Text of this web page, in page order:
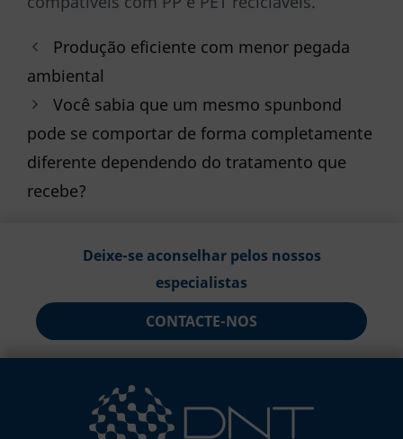
Produção eficiente com menor pegada
ambiental
Você sabia que um mesmo spunbond
pode se comportar de forma completamente
diferente dependendo do tratamento que
recebe?
Deixe-se aconselhar pelos nossos
especialistas
CONTACTE-NOS